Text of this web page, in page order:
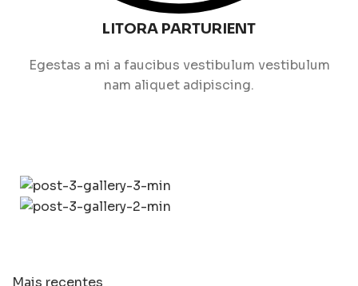
LITORA PARTURIENT
Egestas a mi a faucibus vestibulum vestibulum
nam aliquet adipiscing.